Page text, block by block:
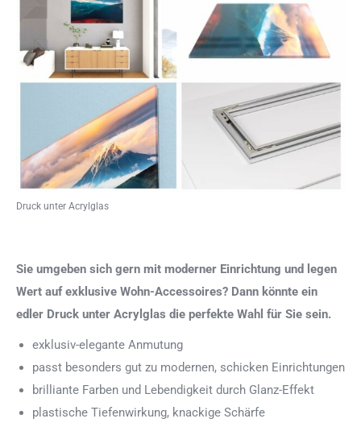
Druck unter Acrylglas
Sie umgeben sich gern mit moderner Einrichtung und legen
Wert auf exklusive Wohn-Accessoires? Dann könnte ein
edler Druck unter Acrylglas die perfekte Wahl für Sie sein.
exklusiv-elegante Anmutung
passt besonders gut zu modernen, schicken Einrichtungen
brilliante Farben und Lebendigkeit durch Glanz-Effekt
plastische Tiefenwirkung, knackige Schärfe